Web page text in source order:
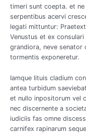
timeri sunt coepta. et
serpentibus acervi
legati mittuntur:
Venustus et ex
grandiora, neve senator
tormentis exponeretur.
Iamque lituis cladium
antea turbidum
et nullo inpositorum vel
nec discernente a
iudiciis fas omne
carnifex rapinarum